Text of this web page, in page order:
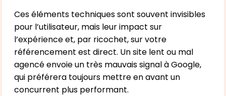
Ces éléments techniques sont souvent invisibles
pour l’utilisateur, mais leur impact sur
l’expérience et, par ricochet, sur votre
référencement est direct. Un site lent ou mal
agencé envoie un très mauvais signal à Google,
qui préférera toujours mettre en avant un
concurrent plus performant.